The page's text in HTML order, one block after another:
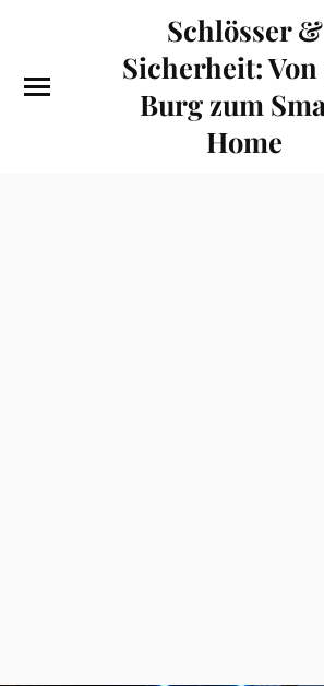
Schlösser &
Sicherheit:
Burg zum
Home